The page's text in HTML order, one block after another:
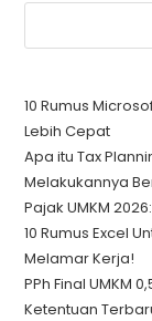
10 Rumus
Lebih Cepat
Apa itu Tax
Melakukannya
Pajak UMKM
10 Rumus Excel
Melamar Kerja!
PPh Final UMKM
Ketentuan